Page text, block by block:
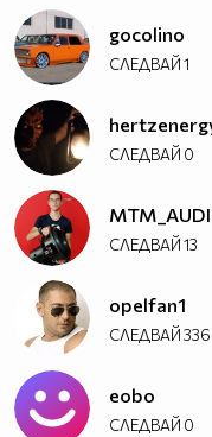
orioncaraudiosecurity
Следваща цел:
▂ ▃ ▄ ▅ ▆ ▇ █ Audio
▅ ▄ ▃ ▂
Това са и 3-те ми
Дигиталната ми 5.1
Logitech z906 (star)
gocolino
СЛЕДВАЙ1
СЛЕДВАЙ 0
СЛЕДВАЙ13
opelfan1
СЛЕДВАЙ336
eobo
СЛЕДВАЙ 0